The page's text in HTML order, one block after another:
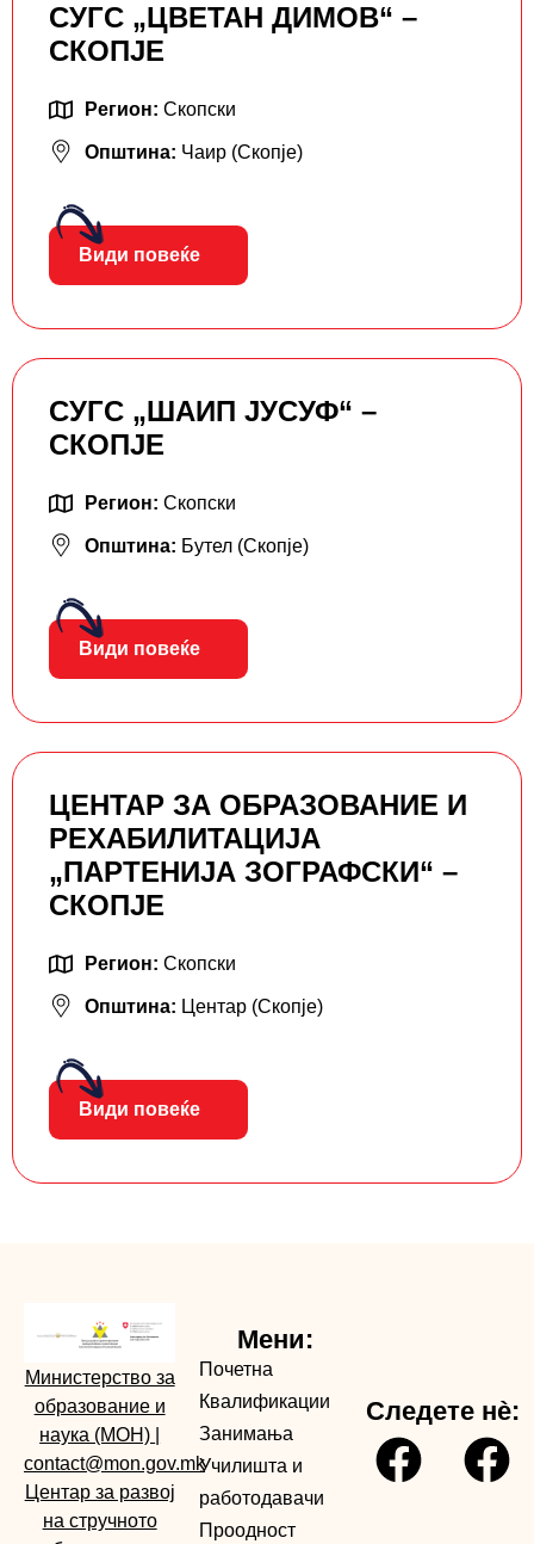
СУГС „ЦВЕТАН ДИМОВ“ –
СКОПЈЕ
Регион: Скопски
Општина: Чаир (Скопје)
Види повеќе
СУГС „ШАИП ЈУСУФ“ –
СКОПЈЕ
Регион: Скопски
Општина: Бутел (Скопје)
Види повеќе
ЦЕНТАР ЗА ОБРАЗОВАНИЕ И
РЕХАБИЛИТАЦИЈА
„ПАРТЕНИЈА ЗОГРАФСКИ“ –
СКОПЈЕ
Регион: Скопски
Општина: Центар (Скопје)
Види повеќе
Министерство за
образование и
наука (МОН)
contact@mon.gov.mk
Центар за развој
на стручното
Мени:
Почетна
Квалификации
Занимања
Училишта и
работодавачи
Проодност
Следете нè: